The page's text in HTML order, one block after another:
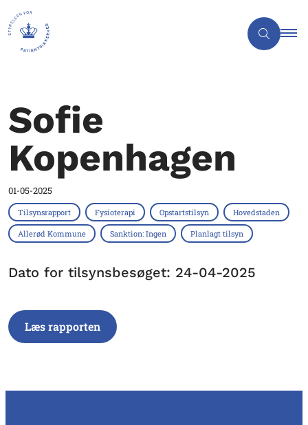
Sofie
Kopenhagen
01-05-2025
Tilsynsrapport Fysioterapi Opstartstilsyn Hovedstaden
Allerød Kommune Sanktion: Ingen Planlagt tilsyn
Dato for tilsynsbesøget: 24-04-2025
Læs rapporten